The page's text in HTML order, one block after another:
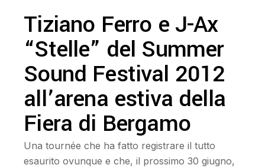
Tiziano Ferro e J-Ax
“Stelle” del Summer
Sound Festival 2012
all’arena estiva della
Fiera di Bergamo
Una tournée che ha fatto registrare il tutto
esaurito ovunque e che, il prossimo 30 giugno,